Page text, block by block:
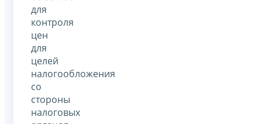
для
контроля
цен
для
целей
налогообложения
со
стороны
налоговых